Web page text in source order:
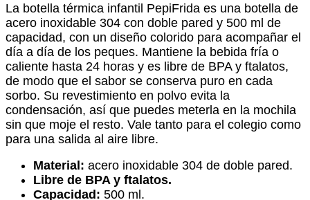
La botella térmica infantil PepiFrida es una botella de
acero inoxidable 304 con doble pared y 500 ml de
capacidad, con un diseño colorido para acompañar el
día a día de los peques. Mantiene la bebida fría o
caliente hasta 24 horas y es libre de BPA y ftalatos,
de modo que el sabor se conserva puro en cada
sorbo. Su revestimiento en polvo evita la
condensación, así que puedes meterla en la mochila
sin que moje el resto. Vale tanto para el colegio como
para una salida al aire libre.
Material: acero inoxidable 304 de doble pared.
Libre de BPA y ftalatos.
Capacidad: 500 ml.